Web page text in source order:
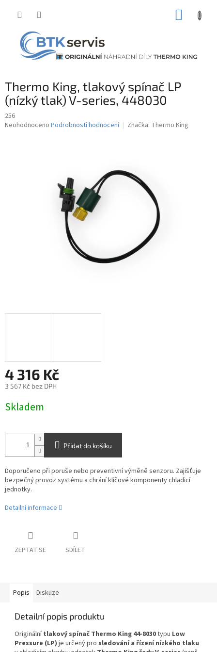
Thermo King, tlakový spínač LP
(nízký tlak) V-series, 448030
256
Průměrné
Neohodnoceno Podrobnosti hodnocení Značka: Thermo King
4 316 Kč
3 567 Kč bez DPH
cena:
Skladem
Přidat do košíku
Doporučeno při poruše nebo preventivní výměně senzoru. Zajišťuje
bezpečný provoz systému a chrání klíčové komponenty chladicí
jednotky.
Detailní informace
ZEPTAT SE SDÍLET
Popis Diskuze
Detailní popis produktu
Originálnítlakový spínač Thermo King 44-8030typu Low
Pressure (LP) je určený pro sledování a řízení nízkého tlaku